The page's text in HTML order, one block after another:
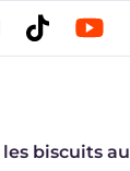
les biscuits au